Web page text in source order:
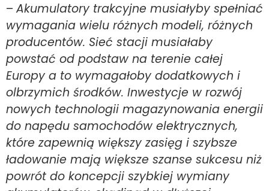
–Akumulatory trakcyjne musiałyby spełniać
wymagania wielu różnych modeli, różnych
producentów. Sieć stacji musiałaby
powstać od podstaw na terenie całej
Europy a to wymagałoby dodatkowych i
olbrzymich środków. Inwestycje w rozwój
nowych technologii magazynowania energii
do napędu samochodów elektrycznych,
które zapewnią większy zasięg i szybsze
ładowanie mają większe szanse sukcesu niż
powrót do koncepcji szybkiej wymiany